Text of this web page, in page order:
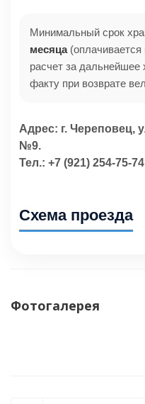
Минимальный срок
месяца(оплачивается
расчет за дальнейшее
факту при возврате
Адрес: г. Череповец,
№9.
Тел.: +7 (921) 254-75-74
Схема проезда
Фотогалерея